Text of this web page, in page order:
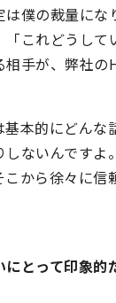
僕の裁量にな
「これどうして
相手が、弊社の
基本的にどんな
しないんですよ
から徐々に信
にとって印象的